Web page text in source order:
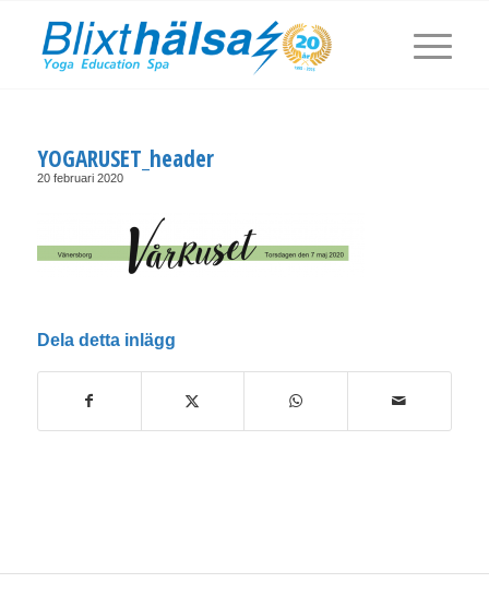
YOGARUSET_header
20 februari 2020
Dela detta inlägg